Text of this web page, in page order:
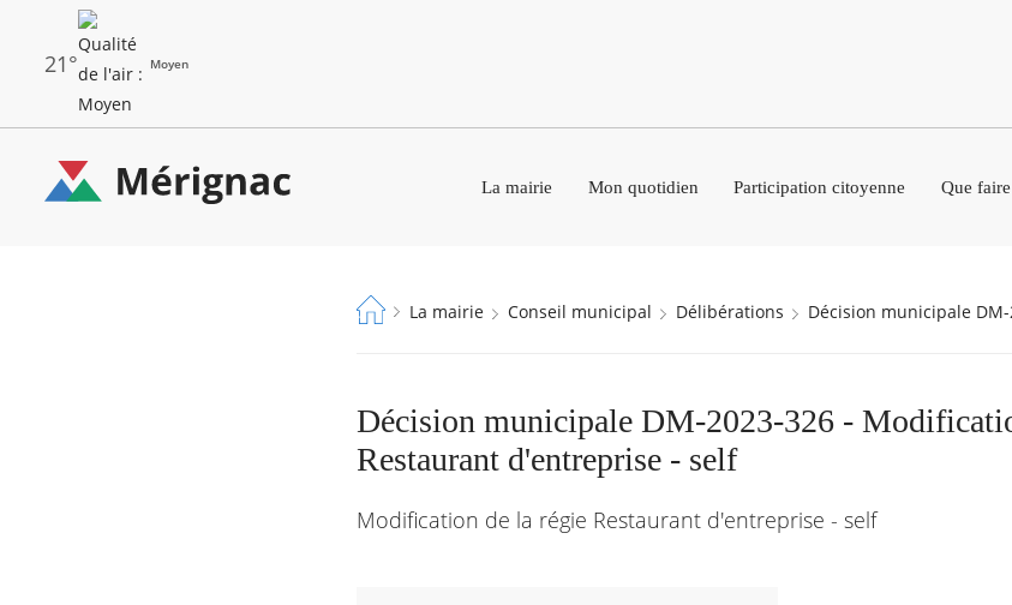
principal
21° Moyen
dernières
alertes
La mairie Mon quotidien Participation citoyenne Que
Fil
La mairie Conseil municipal Délibérations Décision municipale
Décision municipale DM-2023-326 -
Restaurant d'entreprise - self
Modification de la régie Restaurant d'entreprise - self